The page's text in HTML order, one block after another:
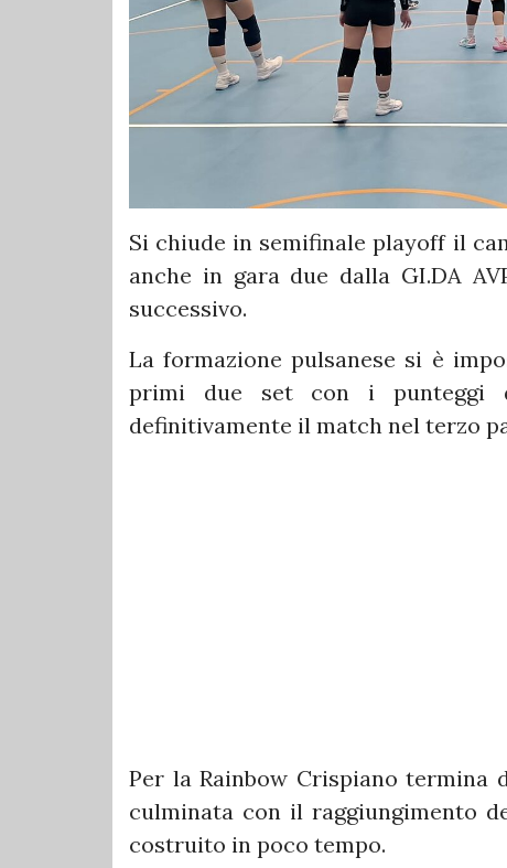
Si chiude in semifinale playoff il
anche in gara due dalla GI.DA
successivo.
La formazione pulsanese si è
primi due set con i punteggi
definitivamente il match nel terzo
Per la Rainbow Crispiano termina
culminata con il raggiungimento
costruito in poco tempo.